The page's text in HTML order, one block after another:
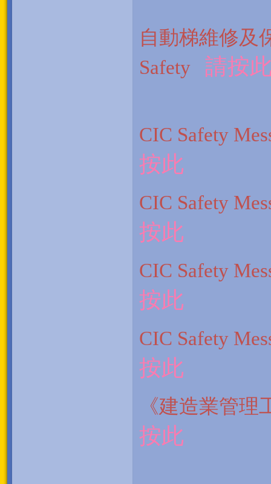
自動梯維修及
Safety 請按
CIC Safety
按此
CIC Safety
按此
CIC Safety
按此
CIC Safety
按此
《建造
按此